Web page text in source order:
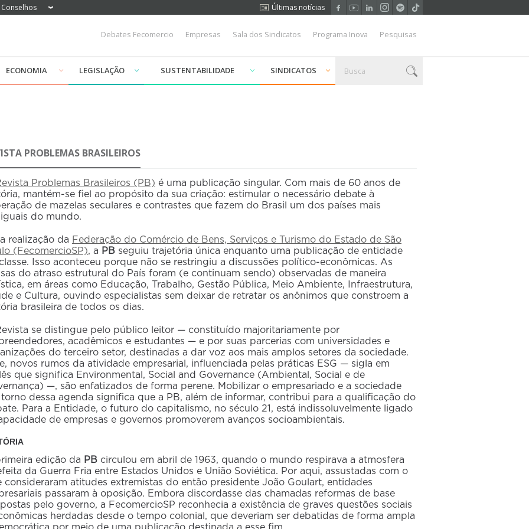
Conselhos Últimas notícias
Debates Fecomercio Empresas Sala dos Sindicatos Programa Inova Pesquisas
ECONOMIA LEGISLAÇÃO SUSTENTABILIDADE SINDICATOS
PROBLEMAS BRASILEIROS
Problemas Brasileiros (PB) é uma publicação singular. Com mais de 60 anos de
mantém-se fiel ao propósito da sua criação: estimular o necessário debate à
de mazelas seculares e contrastes que fazem do Brasil um dos países mais
do mundo.
realização da Federação do Comércio de Bens, Serviços e Turismo do Estado de São
(FecomercioSP), a PB seguiu trajetória única enquanto uma publicação de entidade
Isso aconteceu porque não se restringiu a discussões político-econômicas. As
do atraso estrutural do País foram (e continuam sendo) observadas de maneira
em áreas como Educação, Trabalho, Gestão Pública, Meio Ambiente, Infraestrutura,
e Cultura, ouvindo especialistas sem deixar de retratar os anônimos que constroem a
brasileira de todos os dias.
se distingue pelo público leitor — constituído majoritariamente por
acadêmicos e estudantes — e por suas parcerias com universidades e
do terceiro setor, destinadas a dar voz aos mais amplos setores da sociedade.
novos rumos da atividade empresarial, influenciada pelas práticas ESG — sigla em
que significa Environmental, Social and Governance (Ambiental, Social e de
—, são enfatizados de forma perene. Mobilizar o empresariado e a sociedade
torno dessa agenda significa que a PB, além de informar, contribui para a qualificação do
Para a Entidade, o futuro do capitalismo, no século 21, está indissoluvelmente ligado
de empresas e governos promoverem avanços socioambientais.
edição da PB circulou em abril de 1963, quando o mundo respirava a atmosfera
da Guerra Fria entre Estados Unidos e União Soviética. Por aqui, assustadas com o
consideraram atitudes extremistas do então presidente João Goulart, entidades
passaram à oposição. Embora discordasse das chamadas reformas de base
pelo governo, a FecomercioSP reconhecia a existência de graves questões sociais
herdadas desde o tempo colonial, que deveriam ser debatidas de forma ampla